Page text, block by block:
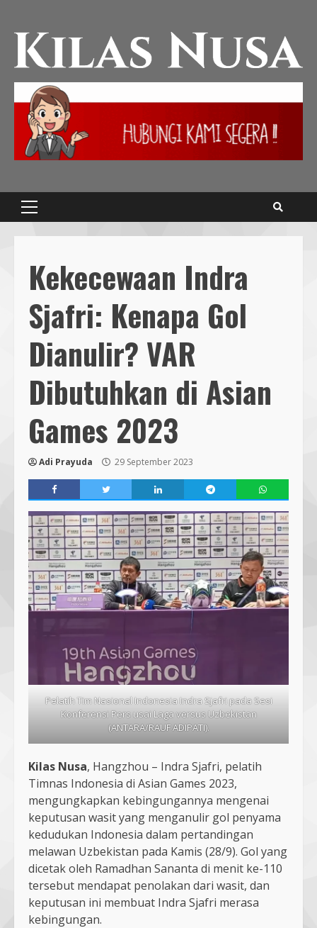
Kekecewaan Indra
Sjafri: Kenapa Gol
Dianulir? VAR
Dibutuhkan di Asian
Games 2023
Adi Prayuda 29 September 2023
Pelatih Tim Nasional Indonesia Indra Sjafri pada Sesi
Konferensi Pers usai Laga versus Uzbekistan
(ANTARA/RAUF ADIPATI).
Kilas Nusa, Hangzhou – Indra Sjafri, pelatih
Timnas Indonesia di Asian Games 2023,
mengungkapkan kebingungannya mengenai
keputusan wasit yang menganulir gol penyama
kedudukan Indonesia dalam pertandingan
melawan Uzbekistan pada Kamis (28/9). Gol yang
dicetak oleh Ramadhan Sananta di menit ke-110
tersebut mendapat penolakan dari wasit, dan
keputusan ini membuat Indra Sjafri merasa
kebingungan.